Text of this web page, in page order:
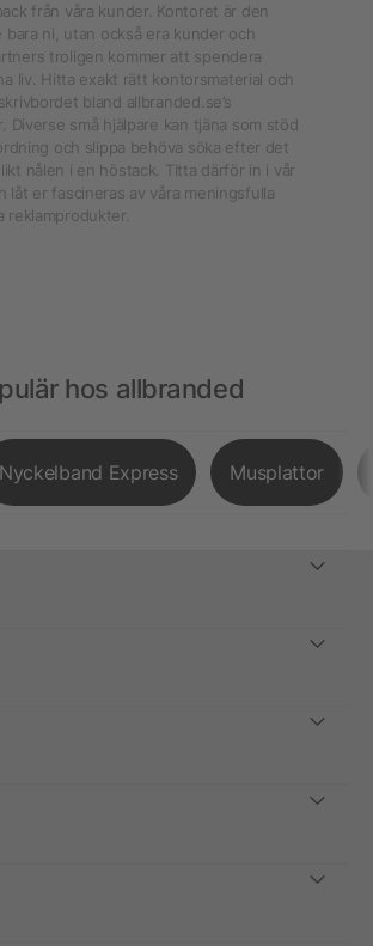
från våra kunder. Kontoret är den
bara ni, utan också era kunder och
troligen kommer att spendera
liv. Hitta exakt rätt kontorsmaterial och
bland allbranded.se’s
Diverse små hjälpare kan tjäna som stöd
och slippa behöva söka efter det
nålen i en höstack. Titta därför in i vår
låt er fascineras av våra meningsfulla
reklamprodukter.
hos allbranded
Nyckelband Express Musplattor